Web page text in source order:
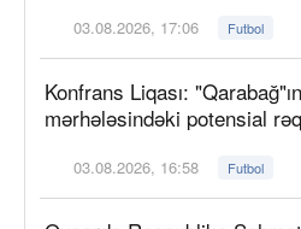
03.08.2026, 17:06 Futbol
Konfrans Liqası:
mərhələsindəki potensial
03.08.2026, 16:58 Futbol